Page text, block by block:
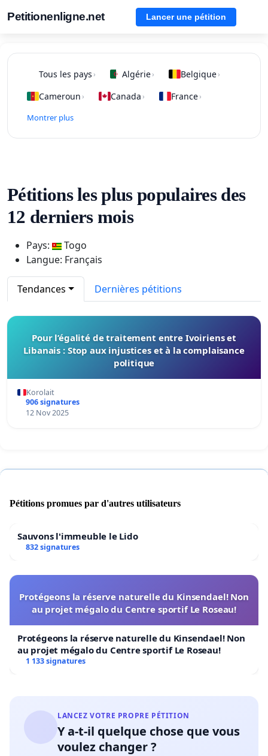
Petitionenligne.net Lancer une pétition
Tous les pays › Algérie› Belgique›
Cameroun › Canada › France›
Montrer plus
Pétitions les plus populaires des
12 derniers mois
Pays:
Togo
Langue: Français
Tendances Dernières pétitions
Pour l’égalité de traitement entre Ivoiriens et
Libanais : Stop aux injustices et à la complaisance
politique
Korolait
906 signatures
12 Nov 2025
Pétitions promues par d'autres utilisateurs
Sauvons l'immeuble le Lido
832 signatures
Protégeons la réserve naturelle du Kinsendael! Non
au projet mégalo du Centre sportif Le Roseau!
Protégeons la réserve naturelle du Kinsendael! Non
au projet mégalo du Centre sportif Le Roseau!
1 133 signatures
LANCEZ VOTRE PROPRE PÉTITION
Y a-t-il quelque chose que vous
voulez changer ?